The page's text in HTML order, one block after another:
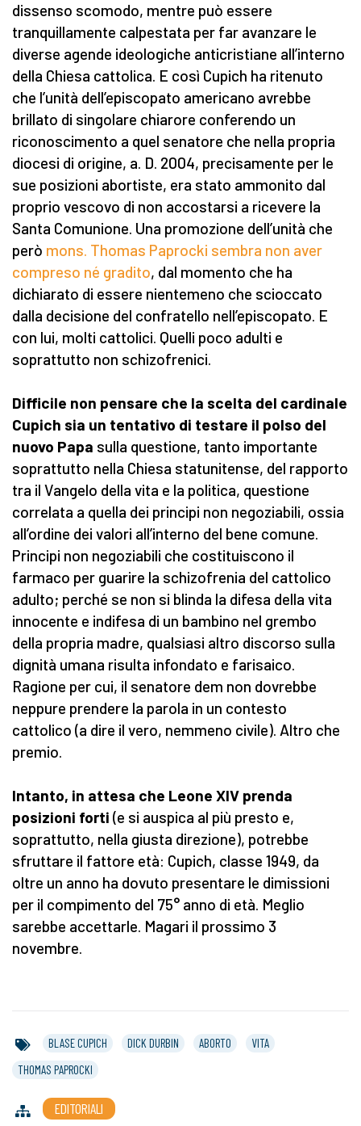
dissenso scomodo, mentre può essere
tranquillamente calpestata per far avanzare le
diverse agende ideologiche anticristiane all’interno
della Chiesa cattolica. E così Cupich ha ritenuto
che l’unità dell’episcopato americano avrebbe
brillato di singolare chiarore conferendo un
riconoscimento a quel senatore che nella propria
diocesi di origine, a. D. 2004, precisamente per le
sue posizioni abortiste, era stato ammonito dal
proprio vescovo di non accostarsi a ricevere la
Santa Comunione. Una promozione dell’unità che
però mons. Thomas Paprocki sembra non aver
compreso né gradito, dal momento che ha
dichiarato di essere nientemeno che scioccato
dalla decisione del confratello nell’episcopato. E
con lui, molti cattolici. Quelli poco adulti e
soprattutto non schizofrenici.
Difficile non pensare che la scelta del cardinale
Cupich sia un tentativo di testare il polso del
nuovo Papa sulla questione, tanto importante
soprattutto nella Chiesa statunitense, del rapporto
tra il Vangelo della vita e la politica, questione
correlata a quella dei principi non negoziabili, ossia
all’ordine dei valori all’interno del bene comune.
Principi non negoziabili che costituiscono il
farmaco per guarire la schizofrenia del cattolico
adulto; perché se non si blinda la difesa della vita
innocente e indifesa di un bambino nel grembo
della propria madre, qualsiasi altro discorso sulla
dignità umana risulta infondato e farisaico.
Ragione per cui, il senatore dem non dovrebbe
neppure prendere la parola in un contesto
cattolico (a dire il vero, nemmeno civile). Altro che
premio.
Intanto, in attesa che Leone XIV prenda
posizioni forti (e si auspica al più presto e,
soprattutto, nella giusta direzione), potrebbe
sfruttare il fattore età: Cupich, classe 1949, da
oltre un anno ha dovuto presentare le dimissioni
per il compimento del 75° anno di età. Meglio
sarebbe accettarle. Magari il prossimo 3
novembre.
BLASE CUPICH DICK DURBIN ABORTO
VITA
THOMAS PAPROCKI
EDITORIALI